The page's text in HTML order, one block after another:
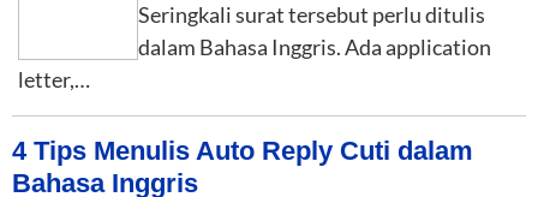
Seringkali surat tersebut perlu ditulis
dalam Bahasa Inggris. Ada application
letter,…
4 Tips Menulis Auto Reply Cuti dalam
Bahasa Inggris